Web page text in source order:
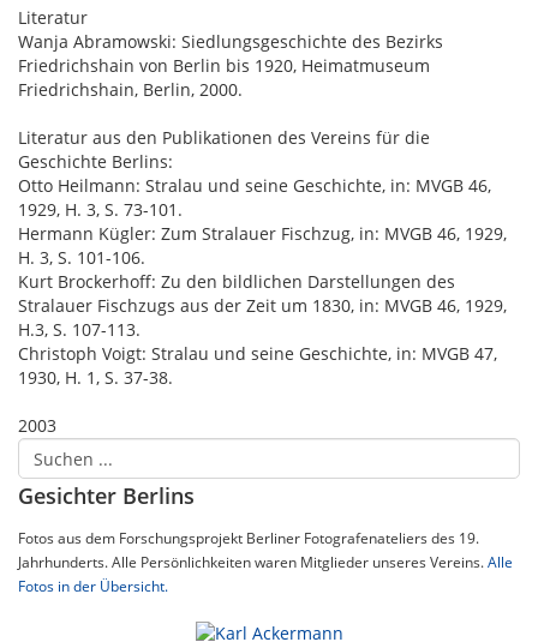
Literatur
Wanja Abramowski: Siedlungsgeschichte des Bezirks
Friedrichshain von Berlin bis 1920, Heimatmuseum
Friedrichshain, Berlin, 2000.
Literatur aus den Publikationen des Vereins für die
Geschichte Berlins:
Otto Heilmann: Stralau und seine Geschichte, in: MVGB 46,
1929, H. 3, S. 73-101.
Hermann Kügler: Zum Stralauer Fischzug, in: MVGB 46, 1929,
H. 3, S. 101-106.
Kurt Brockerhoff: Zu den bildlichen Darstellungen des
Stralauer Fischzugs aus der Zeit um 1830, in: MVGB 46, 1929,
H.3, S. 107-113.
Christoph Voigt: Stralau und seine Geschichte, in: MVGB 47,
1930, H. 1, S. 37-38.
2003
Gesichter Berlins
Fotos aus dem Forschungsprojekt Berliner Fotografenateliers des 19.
Jahrhunderts. Alle Persönlichkeiten waren Mitglieder unseres Vereins. Alle
Fotos in der Übersicht.